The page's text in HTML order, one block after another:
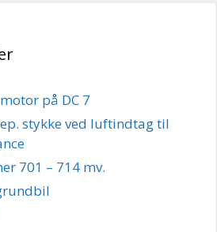
på DC 7
stykke ved luftindtag til
701 – 714 mv.